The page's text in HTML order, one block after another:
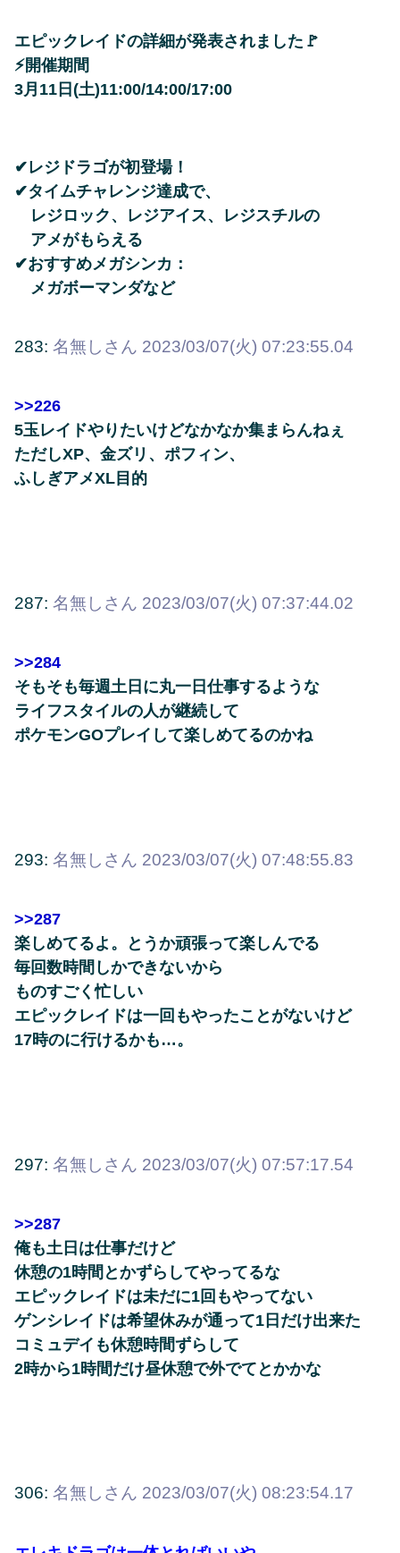
エピックレイドの詳細が発表されました🚩
⚡開催期間
3月11日(土)11:00/14:00/17:00
✔レジドラゴが初登場！
✔タイムチャレンジ達成で、
レジロック、レジアイス、レジスチルの
アメがもらえる
✔おすすめメガシンカ：
メガボーマンダなど
283: 名無しさん 2023/03/07(火) 07:23:55.04
>>226
5玉レイドやりたいけどなかなか集まらんねぇ
ただしXP、金ズリ、ポフィン、
ふしぎアメXL目的
287: 名無しさん 2023/03/07(火) 07:37:44.02
>>284
そもそも毎週土日に丸一日仕事するような
ライフスタイルの人が継続して
ポケモンGOプレイして楽しめてるのかね
293: 名無しさん 2023/03/07(火) 07:48:55.83
>>287
楽しめてるよ。とうか頑張って楽しんでる
毎回数時間しかできないから
ものすごく忙しい
エピックレイドは一回もやったことがないけど
17時のに行けるかも…。
297: 名無しさん 2023/03/07(火) 07:57:17.54
>>287
俺も土日は仕事だけど
休憩の1時間とかずらしてやってるな
エピックレイドは未だに1回もやってない
ゲンシレイドは希望休みが通って1日だけ出来た
コミュデイも休憩時間ずらして
2時から1時間だけ昼休憩で外でてとかかな
306: 名無しさん 2023/03/07(火) 08:23:54.17